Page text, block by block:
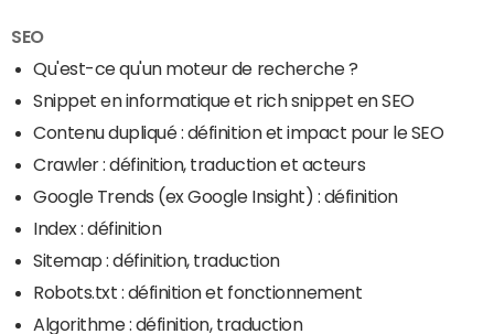
SEO
Qu'est-ce qu'un moteur de recherche ?
Snippet en informatique et rich snippet en SEO
Contenu dupliqué : définition et impact pour le SEO
Crawler : définition, traduction et acteurs
Google Trends (ex Google Insight) : définition
Index : définition
Sitemap : définition, traduction
Robots.txt : définition et fonctionnement
Algorithme : définition, traduction